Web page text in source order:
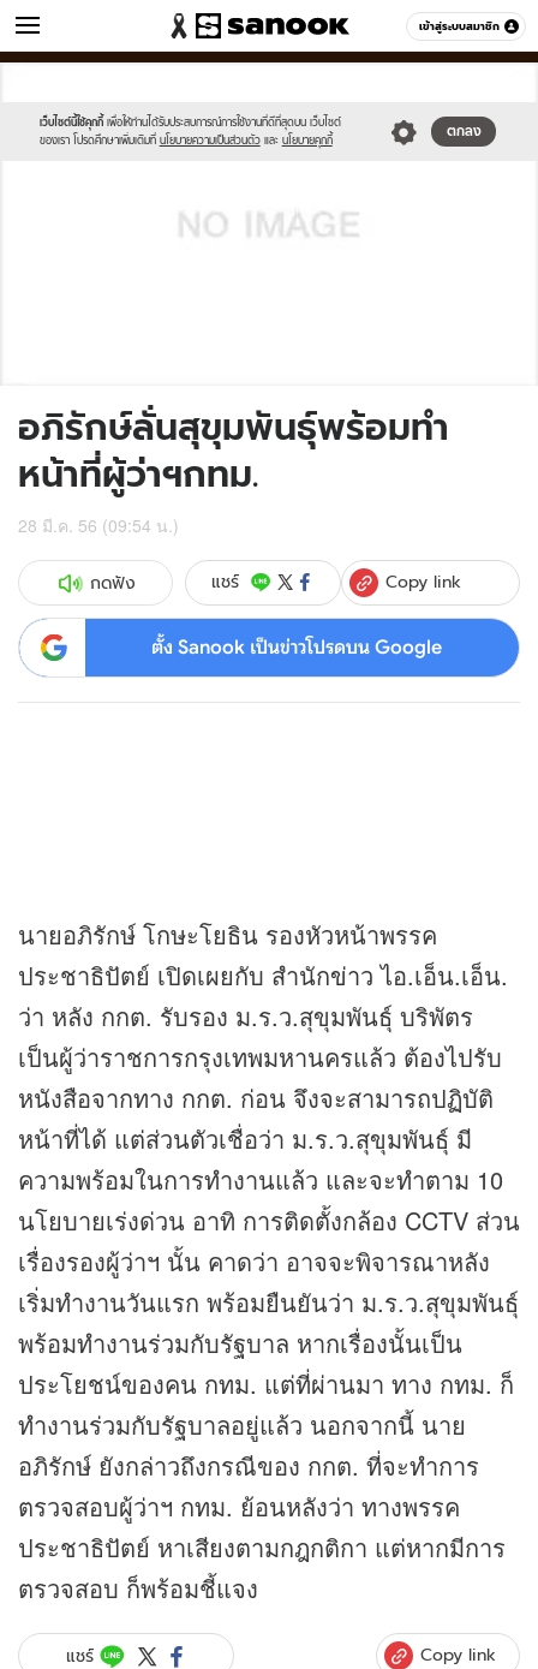
เข้าสู่ระบบสมาชิก
ข่าว หมวดอื่นๆ
เว็บไซต์นี้ใช้คุกกี้ เพื่อให้ท่านได้รับประสบการณ์การใช้งานที่ดีที่สุดบน เว็บไซต์
ของเรา โปรดศึกษาเพิ่มเติมที่ นโยบายความเป็นส่วนตัว และ นโยบายคุกกี้
ตกลง
sanook.png
image.jpg
อภิรักษ์ลั่นสุขุมพันธุ์พร้อมทำ
หน้าที่ผู้ว่าฯกทม.
28 มี.ค. 56 (09:54 น.)
กดฟัง แชร์ Copy link
ตั้ง Sanook เป็นข่าวโปรดบน Google
นายอภิรักษ์ โกษะโยธิน รองหัวหน้าพรรค
ประชาธิปัตย์ เปิดเผยกับ สำนักข่าวไอ.เอ็น.เอ็น.
ว่า หลัง กกต. รับรอง ม.ร.ว.สุขุมพันธุ์ บริพัตร
เป็นผู้ว่าราชการกรุงเทพมหานครแล้ว ต้องไปรับ
หนังสือจากทาง กกต. ก่อน จึงจะสามารถปฏิบัติ
หน้าที่ได้ แต่ส่วนตัวเชื่อว่า ม.ร.ว.สุขุมพันธุ์ มี
ความพร้อมในการทำงานแล้ว และจะทำตาม 10
นโยบายเร่งด่วน อาทิ การติดตั้งกล้อง CCTV ส่วน
เรื่องรองผู้ว่าฯ นั้น คาดว่า อาจจะพิจารณาหลัง
เริ่มทำงานวันแรก พร้อมยืนยันว่า ม.ร.ว.สุขุมพันธุ์
พร้อมทำงานร่วมกับรัฐบาล หากเรื่องนั้นเป็น
ประโยชน์ของคน กทม. แต่ที่ผ่านมา ทาง กทม. ก็
ทำงานร่วมกับรัฐบาลอยู่แล้ว นอกจากนี้ นาย
อภิรักษ์ ยังกล่าวถึงกรณีของ กกต. ที่จะทำการ
ตรวจสอบผู้ว่าฯ กทม. ย้อนหลังว่า ทางพรรค
ประชาธิปัตย์ หาเสียงตามกฎกติกา แต่หากมีการ
ตรวจสอบ ก็พร้อมชี้แจง
แชร์ Copy link